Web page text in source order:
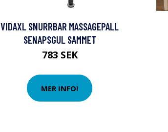
VIDAXL SNURRBAR MASSAGEPALL
SENAPSGUL SAMMET
783 SEK
MER INFO!